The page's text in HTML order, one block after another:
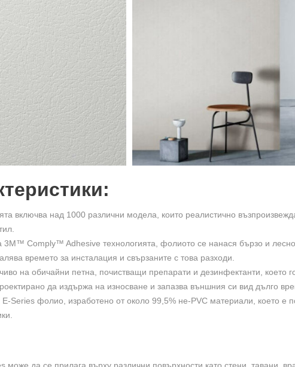
включва над 1000 различни модела, които реалистично
Comply™ Adhesive технологията, фолиото се нанася бързо и
времето за инсталация и свързаните с това разходи.
на обичайни петна, почистващи препарати и дезинфектанти, което
да издържа на износване и запазва външния си вид дълго
Series фолио, изработено от около 99,5% не-PVC материали, което е